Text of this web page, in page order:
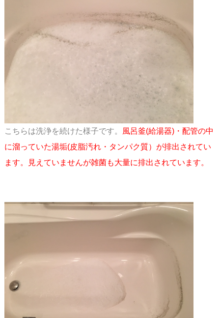
こちらは洗浄を続けた様子です。
風呂釜(給湯器)・配管の中
に溜っていた湯垢(皮脂汚れ・タンパク質）が排出されてい
ます。見えていませんが雑菌も大量に排出されています。